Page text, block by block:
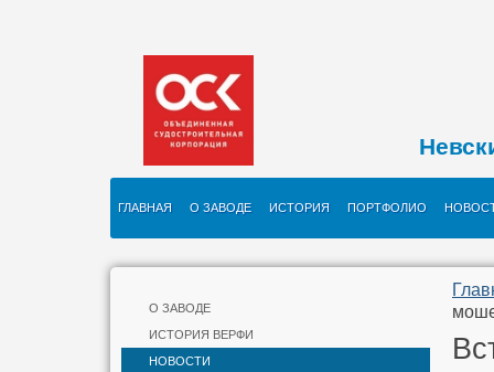
ГЛАВНАЯ О ЗАВОДЕ ИСТОРИЯ ПОРТФОЛИО
О ЗАВОДЕ
ИСТОРИЯ ВЕРФИ
НОВОСТИ